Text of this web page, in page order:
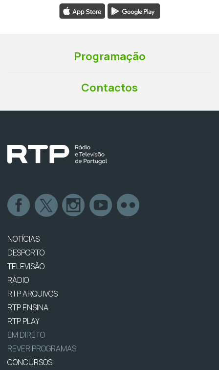
Programação
Contactos
NOTÍCIAS
DESPORTO
TELEVISÃO
RÁDIO
RTP ARQUIVOS
RTP ENSINA
RTP PLAY
EM DIRETO
REVER PROGRAMAS
CONCURSOS